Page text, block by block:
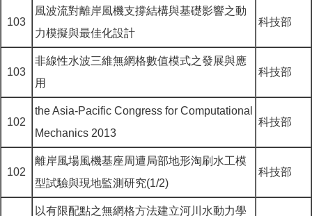
103
風波流對離岸風機支撐結構與基礎影響之動
力模擬與最佳化設計
科技部
103
非線性水波三維無網格數值模式之發展與應
用
科技部
102
the Asia-Pacific Congress for Computational
Mechanics 2013
科技部
102
離岸風場風機基座周遭局部地形淘刷水工模
型試驗與現地監測研究(1/2)
科技部
以有限配點之無網格方法建立河川水動力學